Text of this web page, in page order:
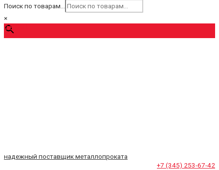
Поиск по товарам...
×
0₽
надежный поставщик металлопроката
+7 (345) 253-67-42